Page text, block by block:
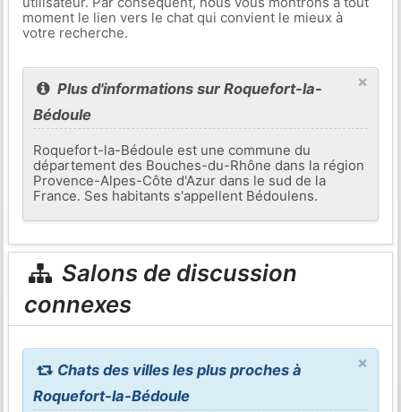
moment le lien vers le chat qui convient le mieux à
votre recherche.
×
Plus d'informations sur Roquefort-la-
Bédoule
Roquefort-la-Bédoule est une commune du
département des Bouches-du-Rhône dans la région
Provence-Alpes-Côte d'Azur dans le sud de la
France. Ses habitants s'appellent Bédoulens.
Salons de discussion
connexes
×
Chats des villes les plus proches à
Roquefort-la-Bédoule